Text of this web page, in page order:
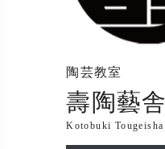
陶芸教室
壽陶藝舎
Kotobuki Tougeisha